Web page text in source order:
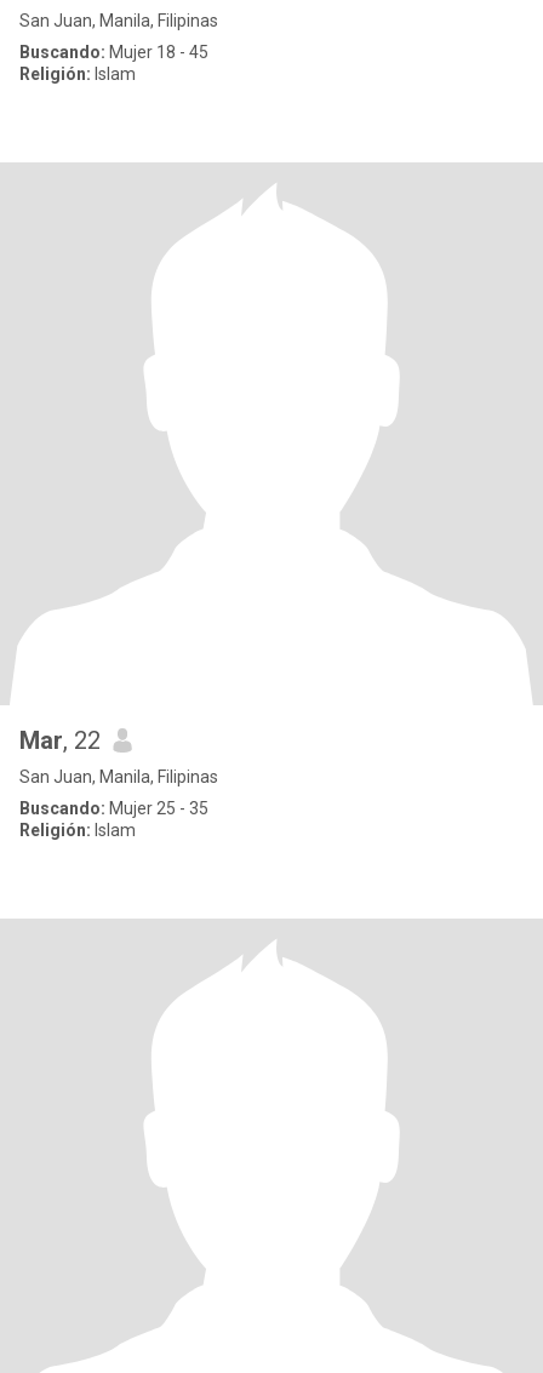
San Juan, Manila, Filipinas
Buscando: Mujer 18 - 45
Religión: Islam
Mar, 22
San Juan, Manila, Filipinas
Buscando: Mujer 25 - 35
Religión: Islam